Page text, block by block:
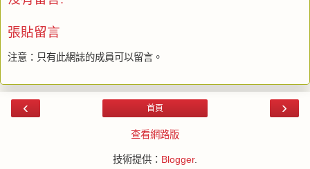
張貼留言
注意：只有此網誌的成員可以留言。
‹ ›
首頁
查看網路版
技術提供： Blogger.